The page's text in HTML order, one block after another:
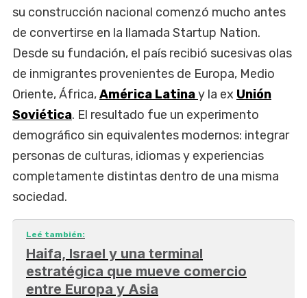
su construcción nacional comenzó mucho antes
de convertirse en la llamada Startup Nation.
Desde su fundación, el país recibió sucesivas olas
de inmigrantes provenientes de Europa, Medio
Oriente, África,América Latinay la ex Unión
Soviética. El resultado fue un experimento
demográfico sin equivalentes modernos: integrar
personas de culturas, idiomas y experiencias
completamente distintas dentro de una misma
sociedad.
Leé también:
Haifa, Israel y una terminal
estratégica que mueve comercio
entre Europa y Asia